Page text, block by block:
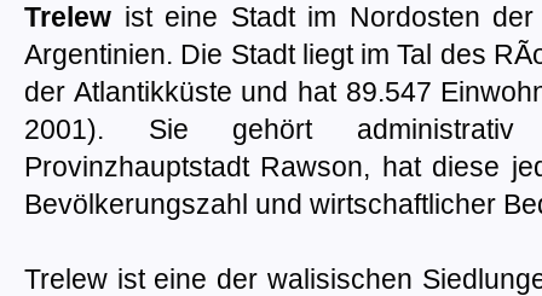
Trelew ist eine Stadt im Nordosten
Argentinien. Die Stadt liegt im Tal des
der Atlantikküste und hat 89.547
2001). Sie gehört
Provinzhauptstadt Rawson, hat diese
Bevölkerungszahl und wirtschaftlicher
Trelew ist eine der walisischen